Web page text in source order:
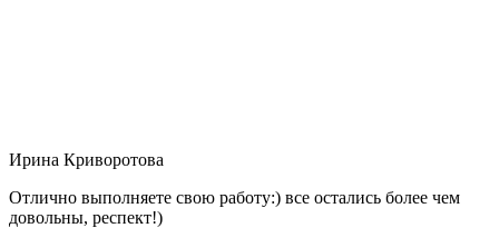
Ирина Криворотова
Отлично выполняете свою работу:) все остались более чем
довольны, респект!)